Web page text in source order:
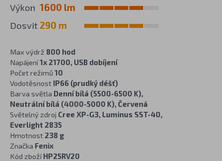
Výkon 1600 lm
Dosvit 290 m
Max výdrž 800 hod
Napájení1x 21700, USB dobíjení
Počet režimů10
Vodotěsnost IP66 (prudký déšť)
Barva světla Denní bílá (5500-6500 K),
Neutrální bílá (4000-5000 K), Červená
Světelný zdroj Cree XP-G3, Luminus SST-40,
Everlight 2835
Hmotnost 238 g
Značka Fenix
Kód zbožíHP25RV20